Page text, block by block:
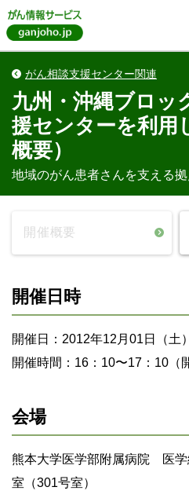
がん相談支援センター関連
九州・沖縄ブロッ
援センターを利用
概要）
地域のがん患者さんを支える
開催概要
開催日時
開催日：2012年12月01日（
開催時間：16：10〜17：10（
会場
熊本大学医学部附属病院 医
室（301号室）